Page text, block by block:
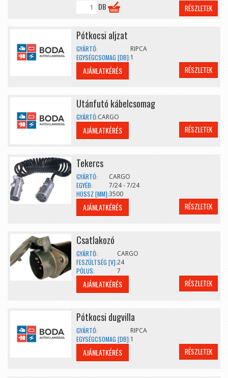
DB RÉSZLETEK
Pótkocsi aljzat
GYÁRTÓ:
RIPCA
EGYSÉGCSOMAG [DB]:1
AJÁNLATKÉRÉS RÉSZLETEK
Utánfutó kábelcsomag
GYÁRTÓ:CARGO
AJÁNLATKÉRÉS RÉSZLETEK
Tekercs
GYÁRTÓ:
CARGO
EGYÉB:
7/24 - 7/24
HOSSZ [MM]:3500
AJÁNLATKÉRÉS RÉSZLETEK
Csatlakozó
GYÁRTÓ:
CARGO
FESZÜLTSÉG [V]:24
PÓLUS:
7
AJÁNLATKÉRÉS RÉSZLETEK
Pótkocsi dugvilla
GYÁRTÓ:
RIPCA
EGYSÉGCSOMAG [DB]:1
AJÁNLATKÉRÉS RÉSZLETEK